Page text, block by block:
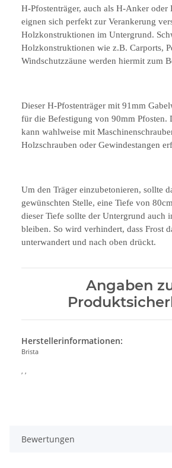
H-Pfostenträger, auch als H-Anker oder
eignen sich perfekt zur Verankerung
Holzkonstruktionen im Untergrund.
Holzkonstruktionen wie z.B. Carports,
Windschutzzäune werden hiermit zum
Dieser H-Pfostenträger mit 91mm
für die Befestigung von 90mm Pfosten.
kann wahlweise mit
Holzschrauben oder Gewindestangen
Um den Träger einzubetonieren, sollte
gewünschten Stelle, eine Tiefe von
dieser Tiefe sollte der Untergrund auch
bleiben. So wird verhindert, dass Frost
unterwandert und nach oben drückt.
Angaben
Herstellerinformationen:
Brista
Bewertungen